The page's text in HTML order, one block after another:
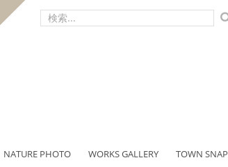
検
索:
NATURE PHOTO WORKS GALLERY TOWN SNAP